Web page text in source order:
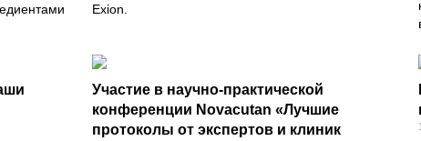
Exion.
Участие в научно-практической
конференции Novacutan «Лучшие
протоколы от экспертов и клиник